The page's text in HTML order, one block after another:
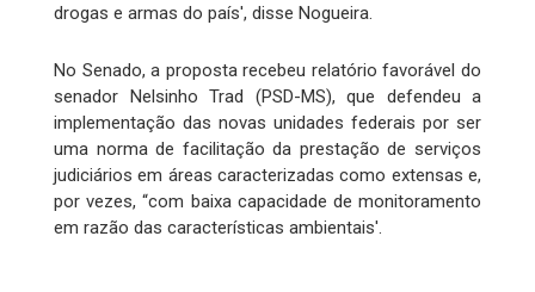
drogas e armas do país', disse Nogueira.
No Senado, a proposta recebeu relatório favorável do
senador Nelsinho Trad (PSD-MS), que defendeu a
implementação das novas unidades federais por ser
uma norma de facilitação da prestação de serviços
judiciários em áreas caracterizadas como extensas e,
por vezes, “com baixa capacidade de monitoramento
em razão das características ambientais'.